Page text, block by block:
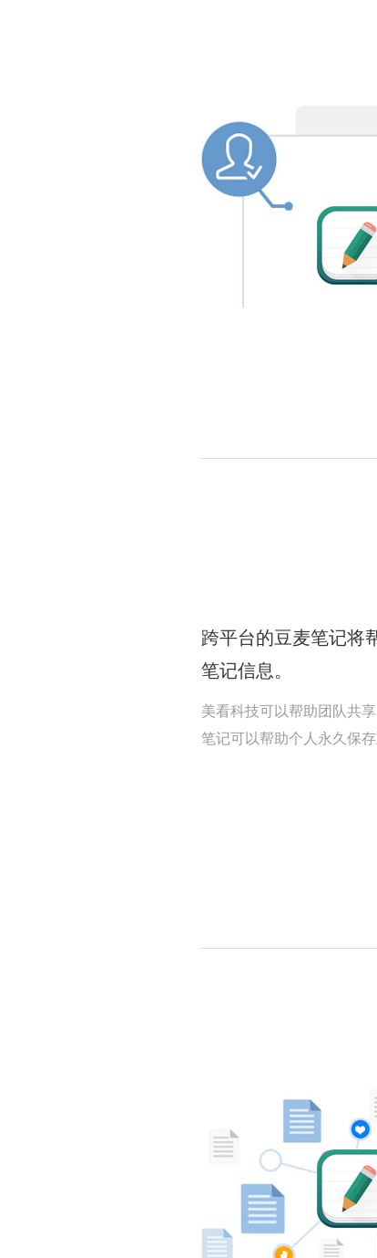
跨平台的豆麦笔记将
笔记信息。
美看科技可以帮助团队共
笔记可以帮助个人永久保